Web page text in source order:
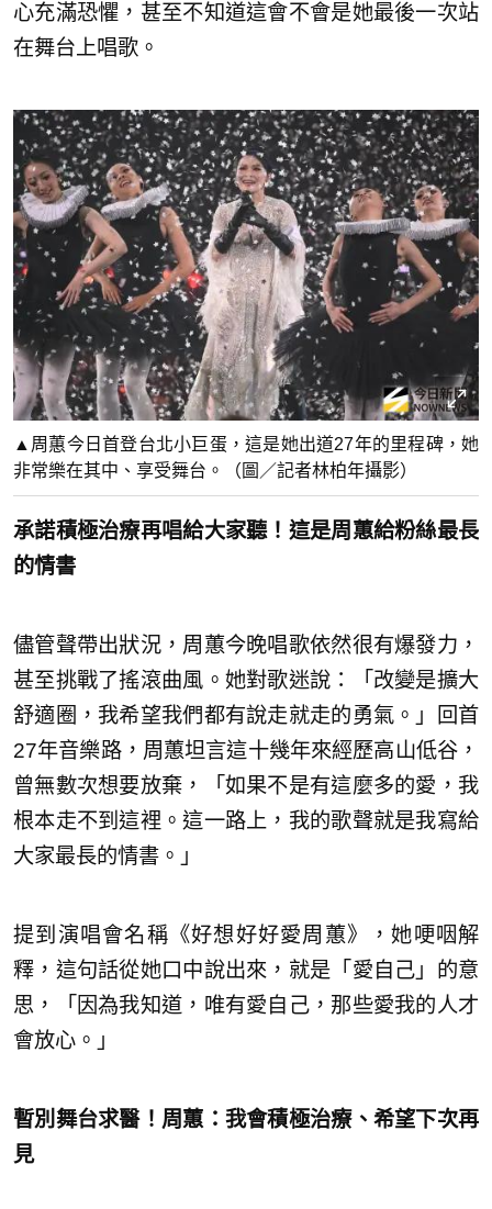
心充滿恐懼，甚至不知道這會不會是她最後一次站
在舞台上唱歌。
▲周蕙今日首登台北小巨蛋，這是她出道27年的里程碑，她
非常樂在其中、享受舞台。（圖／記者林柏年攝影）
承諾積極治療再唱給大家聽！這是周蕙給粉絲最長
的情書
儘管聲帶出狀況，周蕙今晚唱歌依然很有爆發力，
甚至挑戰了搖滾曲風。她對歌迷說：「改變是擴大
舒適圈，我希望我們都有說走就走的勇氣。」回首
27年音樂路，周蕙坦言這十幾年來經歷高山低谷，
曾無數次想要放棄，「如果不是有這麼多的愛，我
根本走不到這裡。這一路上，我的歌聲就是我寫給
大家最長的情書。」
提到演唱會名稱《好想好好愛周蕙》，她哽咽解
釋，這句話從她口中說出來，就是「愛自己」的意
思，「因為我知道，唯有愛自己，那些愛我的人才
會放心。」
暫別舞台求醫！周蕙：我會積極治療、希望下次再
見